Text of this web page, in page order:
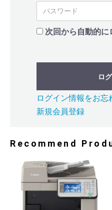
次回から自動的に
ロ
ログイン情報をお忘
新規会員登録
Recommend